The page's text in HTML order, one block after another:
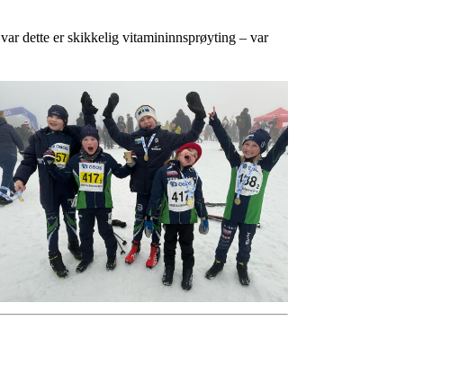
dette er skikkelig vitamininnsprøyting – var